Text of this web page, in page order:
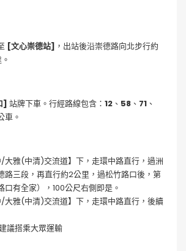
[文心崇德站] ，出站後沿崇德路向北步行約
] 站牌下車。行經路線包含： 12 、 58 、 71 、
車。
大雅(中清)交流道】下，走環中路直行，過洲
路三段，再直行約2公里，過松竹路口後，第
口有全家），100公尺右側即是。
大雅(中清)交流道】下，走環中路直行，後續
議搭乘大眾運輸